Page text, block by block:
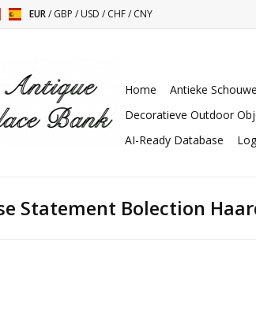
EUR/GBP /USD /CHF/CNY
Home Antieke
Decoratieve Outdoor
AI-Ready Database
Statement Bolection